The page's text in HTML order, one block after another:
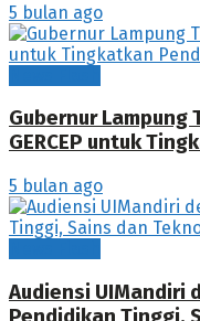
5 bulan ago
Gubernur Lampung
GERCEP untuk
5 bulan ago
Audiensi UIMandiri